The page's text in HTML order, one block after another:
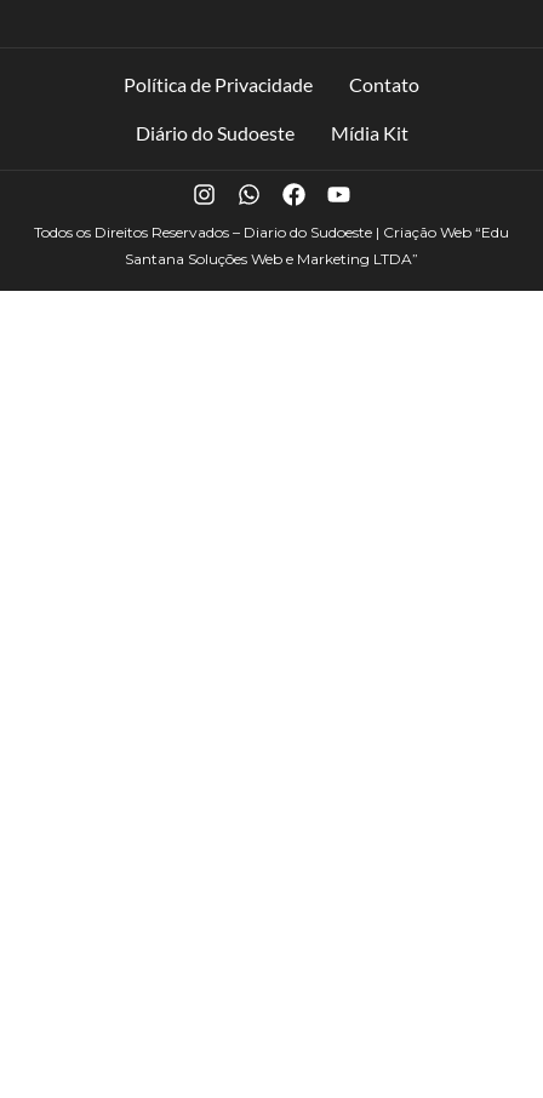
Política de Privacidade Contato
Diário do Sudoeste Mídia Kit
Todos os Direitos Reservados – Diario do Sudoeste | Criação Web “Edu
Santana Soluções Web e Marketing LTDA”